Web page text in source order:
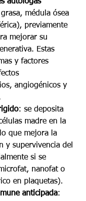
médula ósea
previamente
mejorar su
Estas
y factores
angiogénicos y
: se deposita
madre en la
que mejora la
y supervivencia del
si se
nanofat o
en plaquetas).
anticipada: